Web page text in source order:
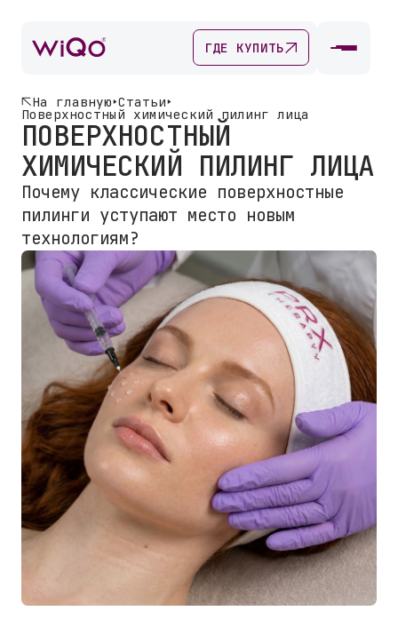
ГДЕ КУПИТЬ
На главную Статьи
Поверхностный химический пилинг лица
ПОВЕРХНОСТНЫЙ
ХИМИЧЕСКИЙ ПИЛИНГ ЛИЦА
Почему классические поверхностные
пилинги уступают место новым
технологиям?